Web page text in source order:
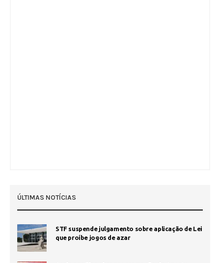
ÚLTIMAS NOTÍCIAS
STF suspende julgamento sobre aplicação de Lei
que proíbe jogos de azar